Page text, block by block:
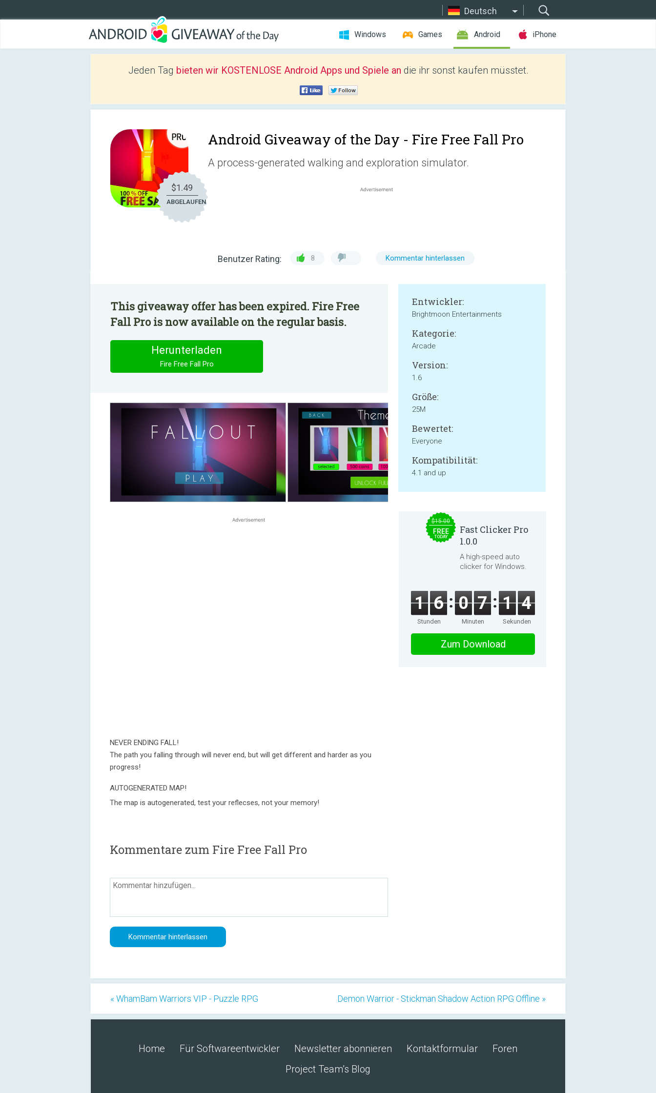
Deutsch
Windows Games Android iPhone
Jeden Tag bieten wir KOSTENLOSE Android Apps und Spiele an die ihr sonst kaufen müsstet.
$1.49
ABGELAUFEN
Android Giveaway of the Day - Fire Free Fall Pro
A process-generated walking and exploration simulator.
Benutzer Rating: 8 Kommentar hinterlassen
This giveaway offer has been expired. Fire Free
Fall Pro is now available on the regular basis.
Herunterladen
Fire Free Fall Pro
NEVER ENDING FALL!
The path you falling through will never end, but will get different and harder as you
progress!
AUTOGENERATED MAP!
The map is autogenerated, test your reflecses, not your memory!
Entwickler:
Brightmoon Entertainments
Kategorie:
Arcade
Version:
1.6
Größe:
25M
Bewertet:
Everyone
Kompatibilität:
4.1 and up
Kommentare zum Fire Free Fall Pro
$15.00
FREE
TODAY
Fast Clicker Pro
1.0.0
A high-speed auto
clicker for Windows.
1 6
Stunden
0 7
Minuten
1 3
Sekunden
Zum Download
« WhamBam Warriors VIP - Puzzle RPG Demon Warrior - Stickman Shadow Action RPG Offline »
Home Für Softwareentwickler Newsletter abonnieren Kontaktformular
Foren
Project Team’s Blog